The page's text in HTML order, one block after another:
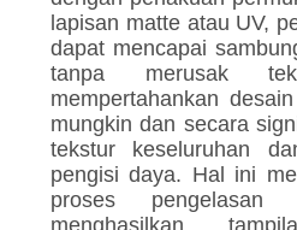
lapisan matte atau UV,
dapat mencapai
tanpa merusak
mempertahankan
mungkin dan secara
tekstur keseluruhan
pengisi daya. Hal ini
proses pengelasan